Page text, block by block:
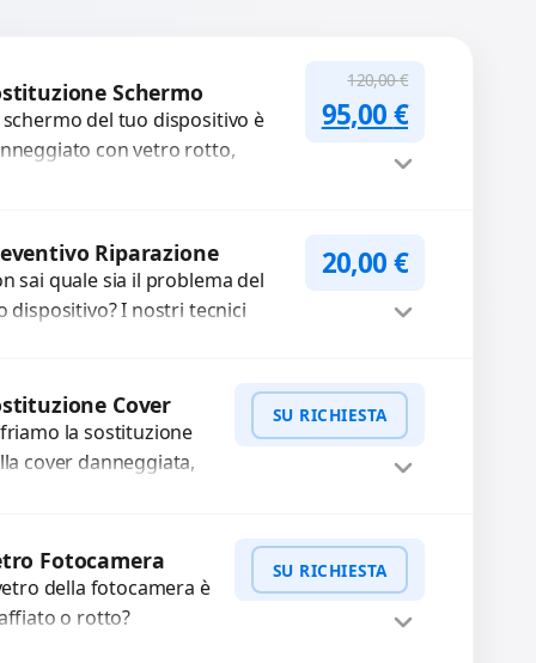
Schermo
schermo del tuo dispositivo è
con vetro rotto,
120,00€
Il prezzo
95,00€Il prezzo
Riparazione
sai quale sia il problema del
dispositivo? I nostri tecnici
20,00€
Cover
la sostituzione
cover danneggiata,
Ripristiniamo
estetico e...
SU RICHIESTA
WhatsApp
Fotocamera
della fotocamera è
o rotto?
SU RICHIESTA